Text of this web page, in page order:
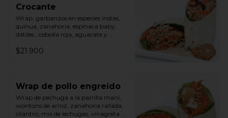
Crocante
Wrap, garbanzos en especies indias,
quinua, zanahoria, espinaca baby,
dátiles , cebolla roja, aguacate y
$21.900
Wrap de pollo engreído
Wrap de pechuga a la parrilla maní,
wontons de arroz, zanahoria rallada,
cilantro, mix de lechugas, vinagreta